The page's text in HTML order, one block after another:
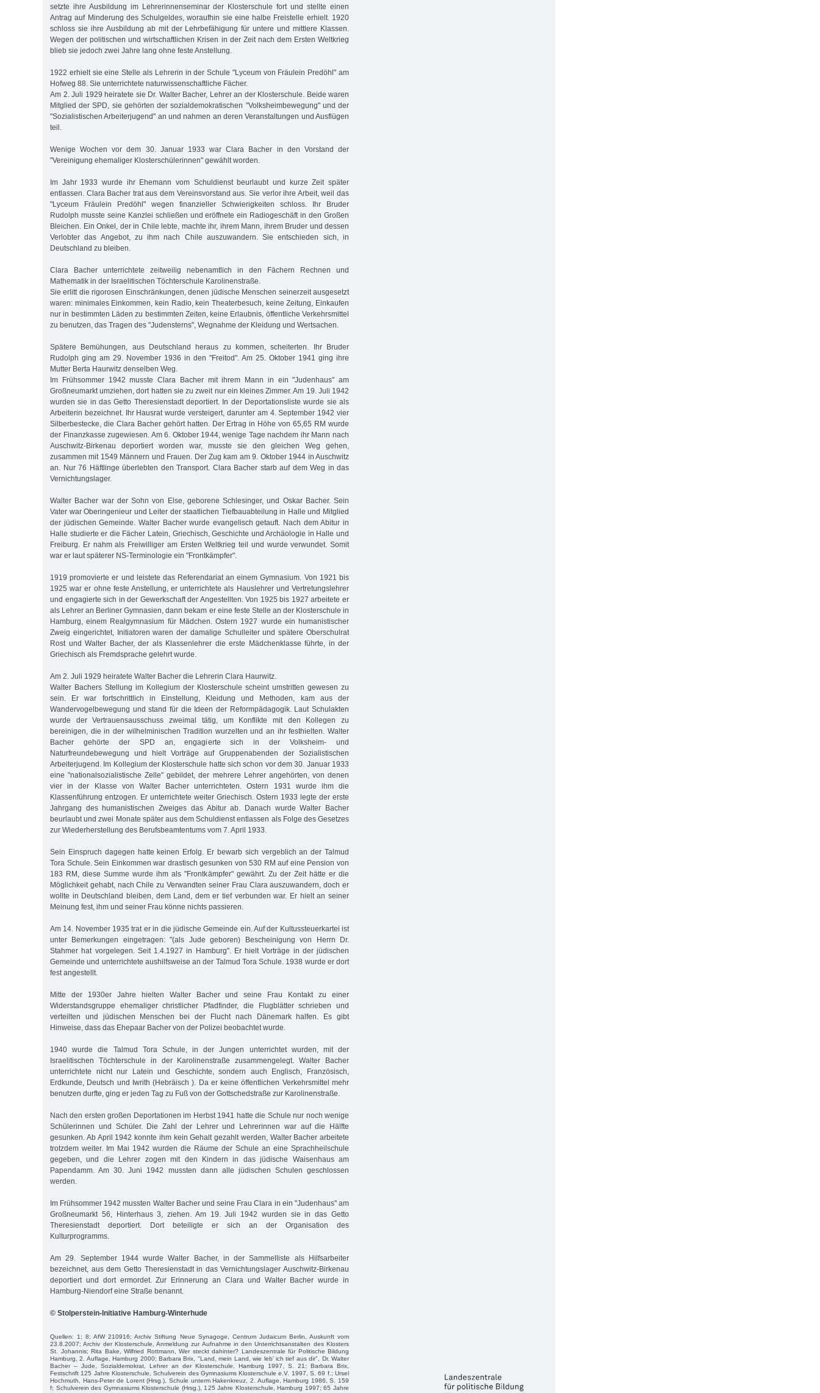
setzte ihre Ausbildung im Lehrerinnenseminar der Klosterschule fort und stellte einen
Antrag auf Minderung des Schulgeldes, woraufhin sie eine halbe Freistelle erhielt. 1920
schloss sie ihre Ausbildung ab mit der Lehrbefähigung für untere und mittlere Klassen.
Wegen der politischen und wirtschaftlichen Krisen in der Zeit nach dem Ersten Weltkrieg
blieb sie jedoch zwei Jahre lang ohne feste Anstellung.
1922 erhielt sie eine Stelle als Lehrerin in der Schule "Lyceum von Fräulein Predöhl" am
Hofweg 88. Sie unterrichtete naturwissenschaftliche Fächer.
Am 2. Juli 1929 heiratete sie Dr. Walter Bacher, Lehrer an der Klosterschule. Beide waren
Mitglied der SPD, sie gehörten der sozialdemokratischen "Volksheimbewegung" und der
"Sozialistischen Arbeiterjugend" an und nahmen an deren Veranstaltungen und Ausflügen
teil.
Wenige Wochen vor dem 30. Januar 1933 war Clara Bacher in den Vorstand der
"Vereinigung ehemaliger Klosterschülerinnen" gewählt worden.
Im Jahr 1933 wurde ihr Ehemann vom Schuldienst beurlaubt und kurze Zeit später
entlassen. Clara Bacher trat aus dem Vereinsvorstand aus. Sie verlor ihre Arbeit, weil das
"Lyceum Fräulein Predöhl" wegen finanzieller Schwierigkeiten schloss. Ihr Bruder
Rudolph musste seine Kanzlei schließen und eröffnete ein Radiogeschäft in den Großen
Bleichen. Ein Onkel, der in Chile lebte, machte ihr, ihrem Mann, ihrem Bruder und dessen
Verlobter das Angebot, zu ihm nach Chile auszuwandern. Sie entschieden sich, in
Deutschland zu bleiben.
Clara Bacher unterrichtete zeitweilig nebenamtlich in den Fächern Rechnen und
Mathematik in der Israelitischen Töchterschule Karolinenstraße.
Sie erlitt die rigorosen Einschränkungen, denen jüdische Menschen seinerzeit ausgesetzt
waren: minimales Einkommen, kein Radio, kein Theaterbesuch, keine Zeitung, Einkaufen
nur in bestimmten Läden zu bestimmten Zeiten, keine Erlaubnis, öffentliche Verkehrsmittel
zu benutzen, das Tragen des "Judensterns", Wegnahme der Kleidung und Wertsachen.
Spätere Bemühungen, aus Deutschland heraus zu kommen, scheiterten. Ihr Bruder
Rudolph ging am 29. November 1936 in den "Freitod". Am 25. Oktober 1941 ging ihre
Mutter Berta Haurwitz denselben Weg.
Im Frühsommer 1942 musste Clara Bacher mit ihrem Mann in ein "Judenhaus" am
Großneumarkt umziehen, dort hatten sie zu zweit nur ein kleines Zimmer. Am 19. Juli 1942
wurden sie in das Getto Theresienstadt deportiert. In der Deportationsliste wurde sie als
Arbeiterin bezeichnet. Ihr Hausrat wurde versteigert, darunter am 4. September 1942 vier
Silberbestecke, die Clara Bacher gehört hatten. Der Ertrag in Höhe von 65,65 RM wurde
der Finanzkasse zugewiesen. Am 6. Oktober 1944, wenige Tage nachdem ihr Mann nach
Auschwitz-Birkenau deportiert worden war, musste sie den gleichen Weg gehen,
zusammen mit 1549 Männern und Frauen. Der Zug kam am 9. Oktober 1944 in Auschwitz
an. Nur 76 Häftlinge überlebten den Transport. Clara Bacher starb auf dem Weg in das
Vernichtungslager.
Walter Bacher war der Sohn von Else, geborene Schlesinger, und Oskar Bacher. Sein
Vater war Oberingenieur und Leiter der staatlichen Tiefbauabteilung in Halle und Mitglied
der jüdischen Gemeinde. Walter Bacher wurde evangelisch getauft. Nach dem Abitur in
Halle studierte er die Fächer Latein, Griechisch, Geschichte und Archäologie in Halle und
Freiburg. Er nahm als Freiwilliger am Ersten Weltkrieg teil und wurde verwundet. Somit
war er laut späterer NS-Terminologie ein "Frontkämpfer".
1919 promovierte er und leistete das Referendariat an einem Gymnasium. Von 1921 bis
1925 war er ohne feste Anstellung, er unterrichtete als Hauslehrer und Vertretungslehrer
und engagierte sich in der Gewerkschaft der Angestellten. Von 1925 bis 1927 arbeitete er
als Lehrer an Berliner Gymnasien, dann bekam er eine feste Stelle an der Klosterschule in
Hamburg, einem Realgymnasium für Mädchen. Ostern 1927 wurde ein humanistischer
Zweig eingerichtet, Initiatoren waren der damalige Schulleiter und spätere Oberschulrat
Rost und Walter Bacher, der als Klassenlehrer die erste Mädchenklasse führte, in der
Griechisch als Fremdsprache gelehrt wurde.
Am 2. Juli 1929 heiratete Walter Bacher die Lehrerin Clara Haurwitz.
Walter Bachers Stellung im Kollegium der Klosterschule scheint umstritten gewesen zu
sein. Er war fortschrittlich in Einstellung, Kleidung und Methoden, kam aus der
Wandervogelbewegung und stand für die Ideen der Reformpädagogik. Laut Schulakten
wurde der Vertrauensausschuss zweimal tätig, um Konflikte mit den Kollegen zu
bereinigen, die in der wilhelminischen Tradition wurzelten und an ihr festhielten. Walter
Bacher gehörte der SPD an, engagierte sich in der Volksheim- und
Naturfreundebewegung und hielt Vorträge auf Gruppenabenden der Sozialistischen
Arbeiterjugend. Im Kollegium der Klosterschule hatte sich schon vor dem 30. Januar 1933
eine "nationalsozialistische Zelle" gebildet, der mehrere Lehrer angehörten, von denen
vier in der Klasse von Walter Bacher unterrichteten. Ostern 1931 wurde ihm die
Klassenführung entzogen. Er unterrichtete weiter Griechisch. Ostern 1933 legte der erste
Jahrgang des humanistischen Zweiges das Abitur ab. Danach wurde Walter Bacher
beurlaubt und zwei Monate später aus dem Schuldienst entlassen als Folge des Gesetzes
zur Wiederherstellung des Berufsbeamtentums vom 7. April 1933.
Sein Einspruch dagegen hatte keinen Erfolg. Er bewarb sich vergeblich an der Talmud
Tora Schule. Sein Einkommen war drastisch gesunken von 530 RM auf eine Pension von
183 RM, diese Summe wurde ihm als "Frontkämpfer" gewährt. Zu der Zeit hätte er die
Möglichkeit gehabt, nach Chile zu Verwandten seiner Frau Clara auszuwandern, doch er
wollte in Deutschland bleiben, dem Land, dem er tief verbunden war. Er hielt an seiner
Meinung fest, ihm und seiner Frau könne nichts passieren.
Am 14. November 1935 trat er in die jüdische Gemeinde ein. Auf der Kultussteuerkartei ist
unter Bemerkungen eingetragen: "(als Jude geboren) Bescheinigung von Herrn Dr.
Stahmer hat vorgelegen. Seit 1.4.1927 in Hamburg". Er hielt Vorträge in der jüdischen
Gemeinde und unterrichtete aushilfsweise an der Talmud Tora Schule. 1938 wurde er dort
fest angestellt.
Mitte der 1930er Jahre hielten Walter Bacher und seine Frau Kontakt zu einer
Widerstandsgruppe ehemaliger christlicher Pfadfinder, die Flugblätter schrieben und
verteilten und jüdischen Menschen bei der Flucht nach Dänemark halfen. Es gibt
Hinweise, dass das Ehepaar Bacher von der Polizei beobachtet wurde.
1940 wurde die Talmud Tora Schule, in der Jungen unterrichtet wurden, mit der
Israelitischen Töchterschule in der Karolinenstraße zusammengelegt. Walter Bacher
unterrichtete nicht nur Latein und Geschichte, sondern auch Englisch, Französisch,
Erdkunde, Deutsch und Iwrith (Hebräisch ). Da er keine öffentlichen Verkehrsmittel mehr
benutzen durfte, ging er jeden Tag zu Fuß von der Gottschedstraße zur Karolinenstraße.
Nach den ersten großen Deportationen im Herbst 1941 hatte die Schule nur noch wenige
Schülerinnen und Schüler. Die Zahl der Lehrer und Lehrerinnen war auf die Hälfte
gesunken. Ab April 1942 konnte ihm kein Gehalt gezahlt werden, Walter Bacher arbeitete
trotzdem weiter. Im Mai 1942 wurden die Räume der Schule an eine Sprachheilschule
gegeben, und die Lehrer zogen mit den Kindern in das jüdische Waisenhaus am
Papendamm. Am 30. Juni 1942 mussten dann alle jüdischen Schulen geschlossen
werden.
Im Frühsommer 1942 mussten Walter Bacher und seine Frau Clara in ein "Judenhaus" am
Großneumarkt 56, Hinterhaus 3, ziehen. Am 19. Juli 1942 wurden sie in das Getto
Theresienstadt deportiert. Dort beteiligte er sich an der Organisation des
Kulturprogramms.
Am 29. September 1944 wurde Walter Bacher, in der Sammelliste als Hilfsarbeiter
bezeichnet, aus dem Getto Theresienstadt in das Vernichtungslager Auschwitz-Birkenau
deportiert und dort ermordet. Zur Erinnerung an Clara und Walter Bacher wurde in
Hamburg-Niendorf eine Straße benannt.
© Stolperstein-Initiative Hamburg-Winterhude
Quellen: 1; 8; AfW 210916; Archiv Stiftung Neue Synagoge, Centrum Judaicum Berlin, Auskunft vom
23.8.2007; Archiv der Klosterschule, Anmeldung zur Aufnahme in den Unterrichtsanstalten des Klosters
St. Johannis; Rita Bake, Wilfried Rottmann, Wer steckt dahinter? Landeszentrale für Politische Bildung
Hamburg, 2. Auflage, Hamburg 2000; Barbara Brix, "Land, mein Land, wie leb’ ich tief aus dir", Dr. Walter
Bacher – Jude, Sozialdemokrat, Lehrer an der Klosterschule, Hamburg 1997, S. 21; Barbara Brix,
Festschrift 125 Jahre Klosterschule, Schulverein des Gymnasiums Klosterschule e.V. 1997, S. 69 f.; Ursel
Hochmuth, Hans-Peter de Lorent (Hrsg.), Schule unterm Hakenkreuz, 2. Auflage, Hamburg 1986, S. 159
f; Schulverein des Gymnasiums Klosterschule (Hrsg.), 125 Jahre Klosterschule, Hamburg 1997; 65 Jahre